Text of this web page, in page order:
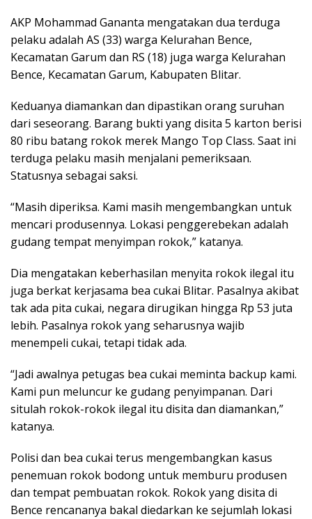
AKP Mohammad Gananta mengatakan dua terduga
pelaku adalah AS (33) warga Kelurahan Bence,
Kecamatan Garum dan RS (18) juga warga Kelurahan
Bence, Kecamatan Garum, Kabupaten Blitar.
Keduanya diamankan dan dipastikan orang suruhan
dari seseorang. Barang bukti yang disita 5 karton berisi
80 ribu batang rokok merek Mango Top Class. Saat ini
terduga pelaku masih menjalani pemeriksaan.
Statusnya sebagai saksi.
“Masih diperiksa. Kami masih mengembangkan untuk
mencari produsennya. Lokasi penggerebekan adalah
gudang tempat menyimpan rokok,” katanya.
Dia mengatakan keberhasilan menyita rokok ilegal itu
juga berkat kerjasama bea cukai Blitar. Pasalnya akibat
tak ada pita cukai, negara dirugikan hingga Rp 53 juta
lebih. Pasalnya rokok yang seharusnya wajib
menempeli cukai, tetapi tidak ada.
“Jadi awalnya petugas bea cukai meminta backup kami.
Kami pun meluncur ke gudang penyimpanan. Dari
situlah rokok-rokok ilegal itu disita dan diamankan,”
katanya.
Polisi dan bea cukai terus mengembangkan kasus
penemuan rokok bodong untuk memburu produsen
dan tempat pembuatan rokok. Rokok yang disita di
Bence rencananya bakal diedarkan ke sejumlah lokasi